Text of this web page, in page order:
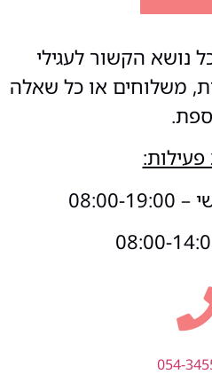
נושא הקשור לעגילי
משלוחים או כל שאלה
054-